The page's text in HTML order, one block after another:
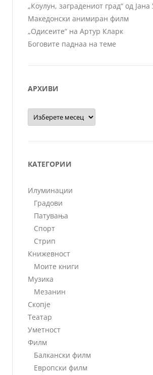
„Коулун, заградениот град“ од Јана
Македонски анимиран филм
„Одисеите“ на Артур Кларк
Боговите паднаа на теме
АРХИВИ
Архиви
КАТЕГОРИИ
Илуминации
Градови
Патувања
Спорт
Стрип
Книжевност
Моите книги
Музика
Мезанин
Скопје
Театар
Уметност
Филм
Балкански филм
Европски филм